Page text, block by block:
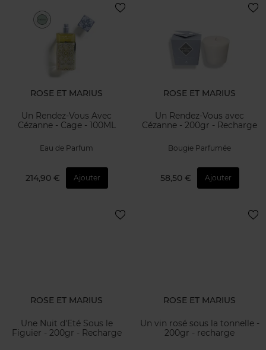
ROSE ET MARIUS
Un Rendez-Vous Avec
Cézanne - Cage - 100ML
Eau de Parfum
214,90 € Ajouter
ROSE ET MARIUS
Un Rendez-Vous avec
Cézanne - 200gr - Recharge
Bougie Parfumée
58,50 € Ajouter
ROSE ET MARIUS
Une Nuit d'Eté Sous le
Figuier - 200gr - Recharge
ROSE ET MARIUS
Un vin rosé sous la tonnelle -
200gr - recharge